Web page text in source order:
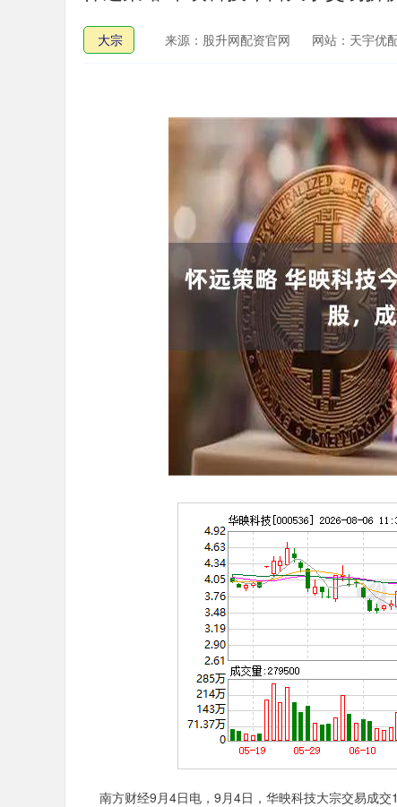
大宗 来源：股升网配资官网 网站：天宇优
南方财经9月4日电，9月4日，华映科技大宗交易成交